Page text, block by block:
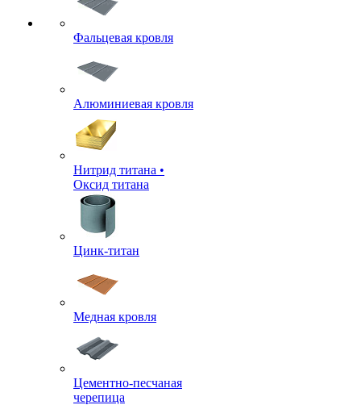
Фальцевая кровля
Алюминиевая кровля
Нитрид титана •
Оксид титана
Цинк-титан
Медная кровля
Цементно-песчаная
черепица